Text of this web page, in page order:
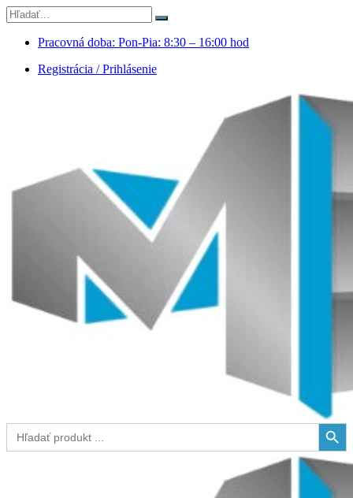
Pracovná doba: Pon-Pia: 8:30 – 16:00 hod
Registrácia / Prihlásenie
Search
for:
Search Button